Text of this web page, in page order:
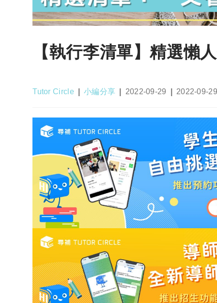
【執行李清單】精選懶
Post
Tutor Circle
Post
小編分享
Post
2022-09-29
Post
2022-09-29